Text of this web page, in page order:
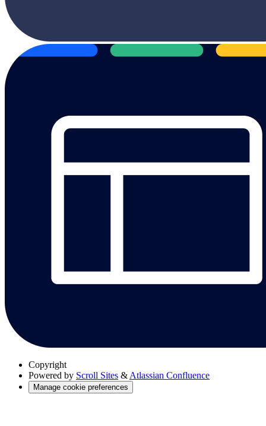
Copyright
Powered by Scroll Sites & Atlassian Confluence
Manage cookie preferences